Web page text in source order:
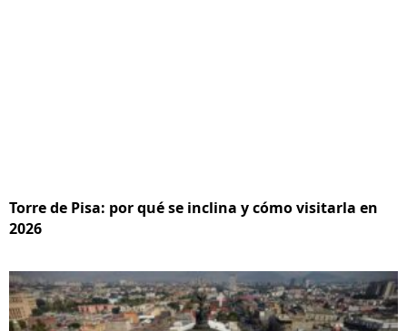
Torre de Pisa: por qué se inclina y cómo visitarla en
2026